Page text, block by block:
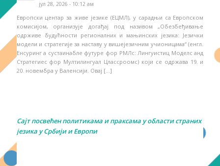
јул 28, 2026 - 10:12 ам
Европски центар за живе језике (ЕЦМЛ), у сарадњи са Европском
комисијом, организује догађај под називом „Обезбеђивање
одрживе будућности регионалних и мањинских језика: Језички
модели и стратегије за наставу у вишејезичним учионицама“ (енгл.
Енсуринг а сустаинабле футуре фор РМЛс: Лингуистиц Моделс анд
Стратегиес фор Мултилингуал Цлассроомс) који се одржава 19. и
20. новембра у Валенсији. Овај […]
Сајт посвећен политикама и праксама у области страних
језика у Србији и Европи